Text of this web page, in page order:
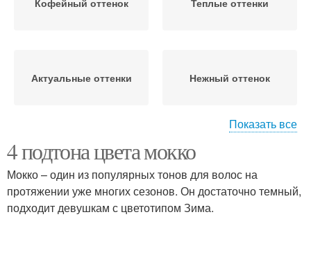
Кофейный оттенок Теплые оттенки
Актуальные оттенки Нежный оттенок
Кофейные оттенки
Показать все
4 подтона цвета мокко
Мокко – один из популярных тонов для волос на
протяжении уже многих сезонов. Он достаточно темный,
подходит девушкам с цветотипом Зима.